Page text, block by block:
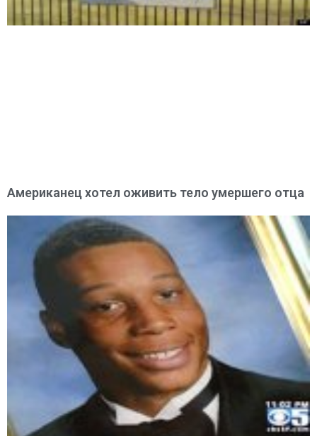
Американец хотел оживить тело умершего отца